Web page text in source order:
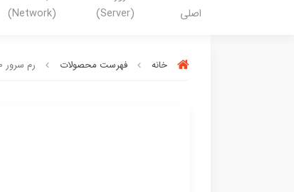
اصلی
(Server)
(Network)
خانه فهرست محصولات رم سرور HP 64GB DDR4 2400